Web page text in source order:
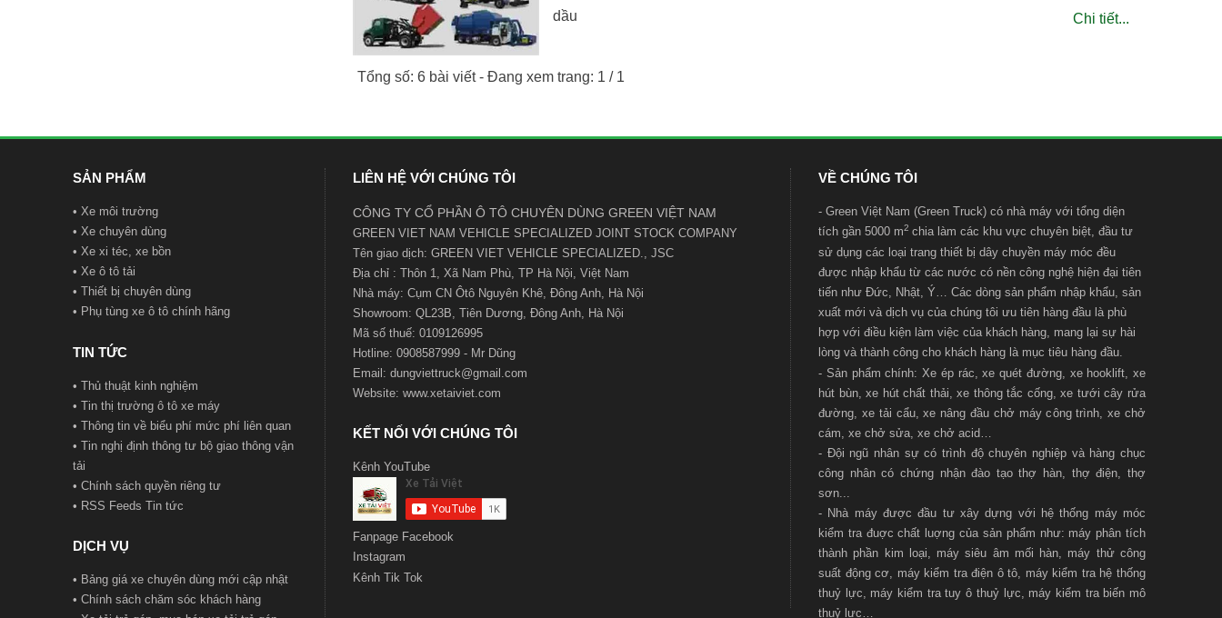
dầu
Chi tiết...
Tổng số: 6 bài viết - Đang xem trang: 1 / 1
SẢN PHẨM
• Xe môi trường
• Xe chuyên dùng
• Xe xi téc, xe bồn
• Xe ô tô tải
• Thiết bị chuyên dùng
• Phụ tùng xe ô tô chính hãng
TIN TỨC
• Thủ thuật kinh nghiệm
• Tin thị trường ô tô xe máy
• Thông tin về biểu phí mức phí liên quan
• Tin nghị định thông tư bộ giao thông vận
tải
• Chính sách quyền riêng tư
• RSS Feeds Tin tức
DỊCH VỤ
• Bảng giá xe chuyên dùng mới cập nhật
• Chính sách chăm sóc khách hàng
LIÊN HỆ VỚI CHÚNG TÔI
CÔNG TY CỔ PHẦN Ô TÔ CHUYÊN DÙNG GREEN VIỆT NAM
GREEN VIET NAM VEHICLE SPECIALIZED JOINT STOCK COMPANY
Tên giao dịch: GREEN VIET VEHICLE SPECIALIZED., JSC
Địa chỉ : Thôn 1, Xã Nam Phù, TP Hà Nội, Việt Nam
Nhà máy: Cụm CN Ôtô Nguyên Khê, Đông Anh, Hà Nội
Showroom: QL23B, Tiên Dương, Đông Anh, Hà Nội
Mã số thuế: 0109126995
Hotline: 0908587999 - Mr Dũng
Email: dungviettruck@gmail.com
Website: www.xetaiviet.com
KẾT NỐI VỚI CHÚNG TÔI
Kênh YouTube
Fanpage Facebook
Instagram
Kênh Tik Tok
VỀ CHÚNG TÔI
- Green Việt Nam (Green Truck) có nhà máy với tổng diện
tích gần 5000 m2 chia làm các khu vực chuyên biệt, đầu tư
sử dụng các loại trang thiết bị dây chuyền máy móc đều
được nhập khẩu từ các nước có nền công nghệ hiện đại tiên
tiến như Đức, Nhật, Ý… Các dòng sản phẩm nhập khẩu, sản
xuất mới và dịch vụ của chúng tôi ưu tiên hàng đầu là phù
hợp với điều kiện làm việc của khách hàng, mang lại sự hài
lòng và thành công cho khách hàng là mục tiêu hàng đầu.
- Sản phẩm chính: Xe ép rác, xe quét đường, xe hooklift, xe
hút bùn, xe hút chất thải, xe thông tắc cống, xe tưới cây rửa
đường, xe tải cẩu, xe nâng đầu chở máy công trình, xe chở
cám, xe chở sửa, xe chở acid…
- Đội ngũ nhân sự có trình độ chuyên nghiệp và hàng chục
công nhân có chứng nhận đào tạo thợ hàn, thợ điện, thợ
sơn...
- Nhà máy được đầu tư xây dựng với hệ thống máy móc
kiểm tra đuợc chất luợng của sản phẩm như: máy phân tích
thành phần kim loại, máy siêu âm mối hàn, máy thử công
suất động cơ, máy kiểm tra điện ô tô, máy kiểm tra hệ thống
thuỷ lực, máy kiểm tra tuy ô thuỷ lực, máy kiểm tra biến mô
thuỷ lực…